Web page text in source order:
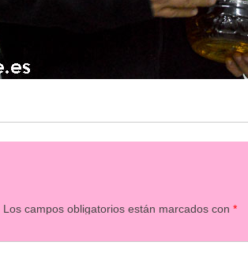
Los campos obligatorios están marcados con*